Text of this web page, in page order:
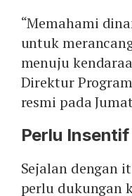
“Memahami
untuk
menuju
Direktur
resmi pada
Perlu Insentif
Sejalan dengan
perlu dukungan